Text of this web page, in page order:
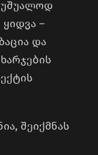
უშუალოდ
–
და
შეიქმნას